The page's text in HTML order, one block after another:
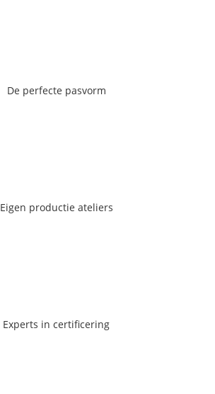
De perfecte pasvorm
Eigen productie ateliers
Experts in certificering